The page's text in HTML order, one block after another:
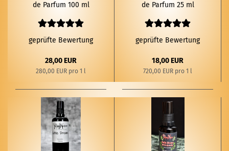
de Par­fum 100 ml
geprüfte Bewertung
28,00 EUR
280,00 EUR pro 1 l
de Par­fum 25 ml
geprüfte Bewertung
18,00 EUR
720,00 EUR pro 1 l